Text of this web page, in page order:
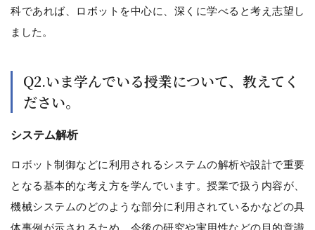
科であれば、ロボットを中心に、深くに学べると考え志望し
ました。
Q2.いま学んでいる授業について、教えてく
ださい。
システム解析
ロボット制御などに利用されるシステムの解析や設計で重要
となる基本的な考え方を学んでいます。授業で扱う内容が、
機械システムのどのような部分に利用されているかなどの具
体事例が示されるため、今後の研究や実用性などの目的意識